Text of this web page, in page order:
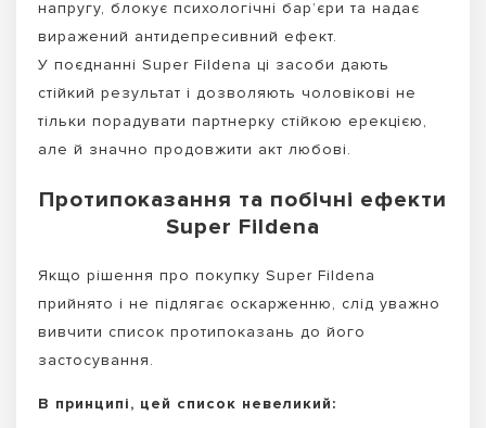
напругу, блокує психологічні бар’єри та надає
виражений антидепресивний ефект.
У поєднанні Super Fildena ці засоби дають
стійкий результат і дозволяють чоловікові не
тільки порадувати партнерку стійкою ерекцією,
але й значно продовжити акт любові.
Протипоказання та побічні ефекти
Super Fildena
Якщо рішення про покупку Super Fildena
прийнято і не підлягає оскарженню, слід уважно
вивчити список протипоказань до його
застосування.
В принципі, цей список невеликий: